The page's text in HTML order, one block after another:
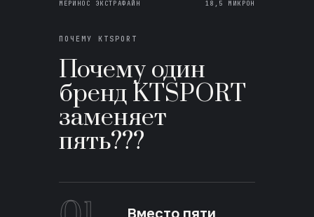
МЕРИНОС ЭКСТРАФАЙН 18,5 МИКРОН
ПОЧЕМУ KTSPORT
Почему один
бренд KTSPORT
заменяет
пять???
Вместо пяти